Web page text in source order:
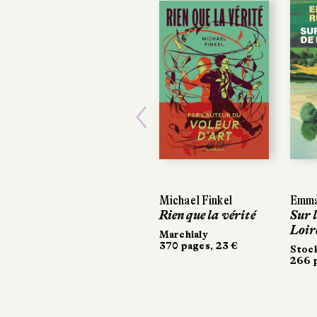
Michael Finkel
Rien que la vérité
Marchialy
370 pages, 23 €
Sur la
Loire
Stock
266
Sur la
Loire
Stock
266
Previous